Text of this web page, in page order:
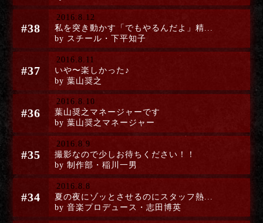
#38
2016.8.12
私を突き動かす「でもやるんだよ」精...
by スチール・下平知子
#37
2016.8.11
いや〜楽しかった♪
by 葉山奨之
#36
2016.8.10
葉山奨之マネージャーです
by 葉山奨之マネージャー
#35
2016.8.9
撮影なので少しお待ちください！！
by 制作部・稲川一男
#34
2016.8.8
夏の夜にゾッとさせるのにスタッフ熱...
by 音楽プロデュース・志田博英